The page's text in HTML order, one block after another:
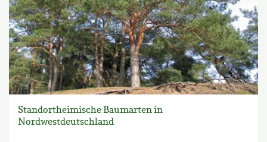
Standortheimische Baumarten in
Nordwestdeutschland